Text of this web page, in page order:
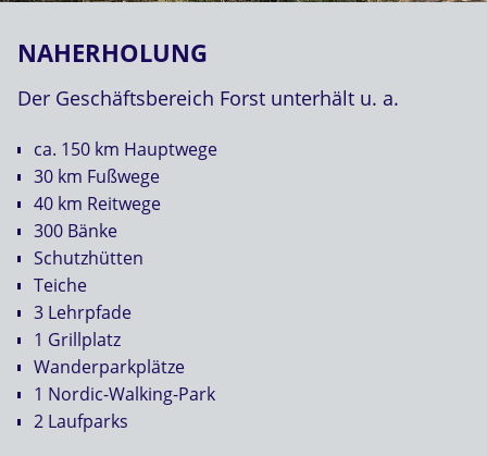
NAHERHOLUNG
Der Geschäftsbereich Forst unterhält u. a.
ca. 150 km Hauptwege
30 km Fußwege
40 km Reitwege
300 Bänke
Schutzhütten
Teiche
3 Lehrpfade
1 Grillplatz
Wanderparkplätze
1 Nordic-Walking-Park
2 Laufparks